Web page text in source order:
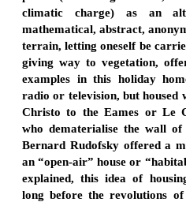
climatic charge) as an
mathematical, abstract,
terrain, letting oneself be
giving way to vegetation,
examples in this holiday
radio or television, but
Christo to the Eames or Le
who dematerialise the wall
Bernard Rudofsky offered a
an “open-air” house or
explained, this idea of
long before the revolutions